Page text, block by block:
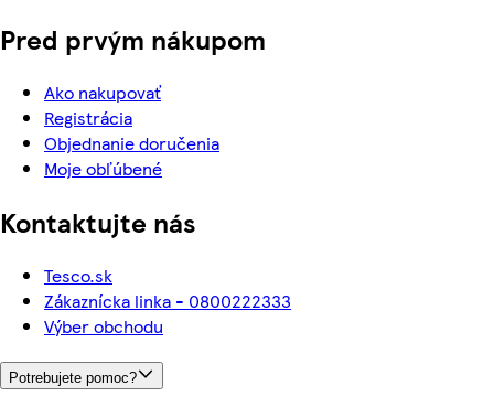
Pred prvým nákupom
Ako nakupovať
Registrácia
Objednanie doručenia
Moje obľúbené
Kontaktujte nás
Tesco.sk
Zákaznícka linka - 0800222333
Výber obchodu
Potrebujete pomoc?